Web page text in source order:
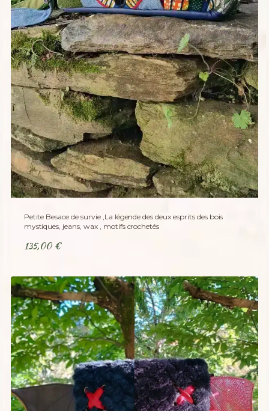
Petite Besace de survie ,La légende des deux esprits des bois
mystiques, jeans, wax , motifs crochetés
135,00 €